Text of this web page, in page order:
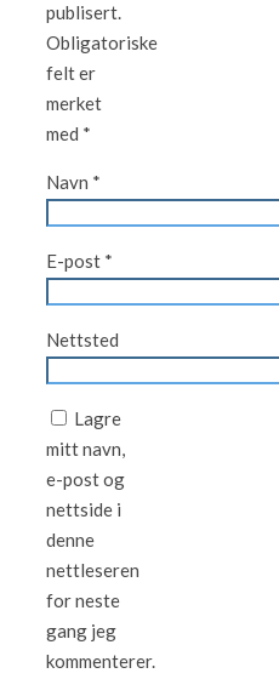
publisert.
Obligatoriske
felt er
merket
med *
Navn *
E-post *
Nettsted
Lagre
mitt navn,
e-post og
nettside i
denne
nettleseren
for neste
gang jeg
kommenterer.